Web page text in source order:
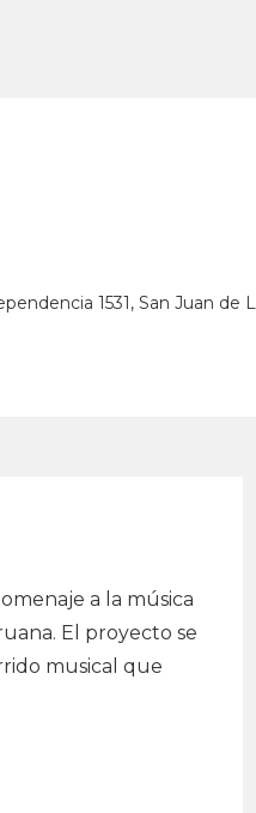
1531, San Juan de
a la música
El proyecto se
musical que